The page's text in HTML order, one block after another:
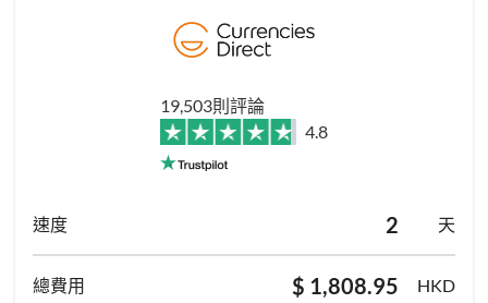
19,503則評論
4.8
2 天
$ 1,808.95
HKD